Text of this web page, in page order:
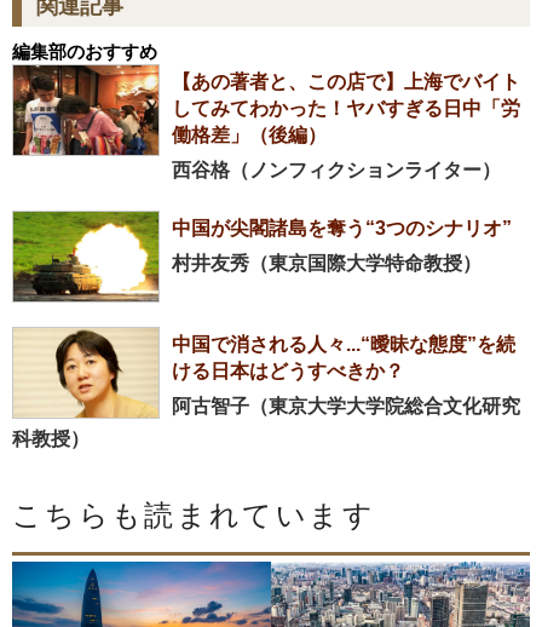
関連記事
編集部のおすすめ
【あの著者と、この店で】上海でバイト
してみてわかった！ヤバすぎる日中「労
働格差」（後編）
西谷格（ノンフィクションライター）
中国が尖閣諸島を奪う“3つのシナリオ”
村井友秀（東京国際大学特命教授）
中国で消される人々...“曖昧な態度”を続
ける日本はどうすべきか？
阿古智子（東京大学大学院総合文化研究
科教授）
こちらも読まれています